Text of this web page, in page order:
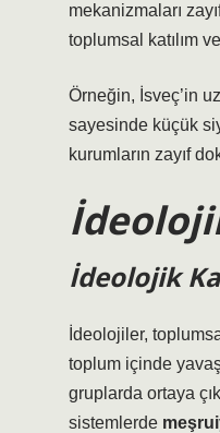
mekanizmaları
toplumsal
katılım
Örneğin, İsveç’in
sayesinde küçük
kurumların zayıf
İdeolojik
İdeolojiler,
toplum içinde
gruplarda ortaya
sistemlerde